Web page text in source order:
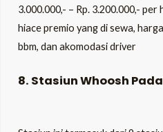
3.000.000,- – Rp. 3.200.000,-
hiace premio yang di sewa,
bbm, dan akomodasi driver
8. Stasiun Whoosh